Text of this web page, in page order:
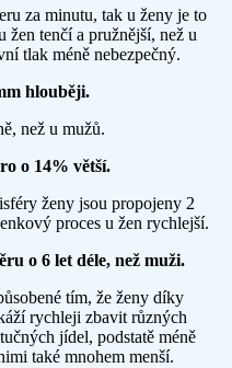
za minutu, tak u ženy je to
žen tenčí a pružnější, než u
tlak méně nebezpečný.
hlouběji.
než u mužů.
o 14% větší.
ženy jsou propojeny 2
proces u žen rychlejší.
o 6 let déle, než muži.
tím, že ženy díky
rychleji zbavit různých
jídel, podstatě méně
také mnohem menší.